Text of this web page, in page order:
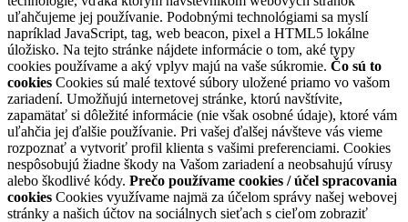
uľahčujeme jej používanie. Podobnými technológiami sa myslí
napríklad JavaScript, tag, web beacon, pixel a HTML5 lokálne
úložisko. Na tejto stránke nájdete informácie o tom, aké typy
cookies používame a aký vplyv majú na vaše súkromie. Čo sú to
cookies Cookies sú malé textové súbory uložené priamo vo vašom
zariadení. Umožňujú internetovej stránke, ktorú navštívite,
zapamätať si dôležité informácie (nie však osobné údaje), ktoré vám
uľahčia jej ďalšie používanie. Pri vašej ďalšej návšteve vás vieme
rozpoznať a vytvoriť profil klienta s vašimi preferenciami. Cookies
nespôsobujú žiadne škody na Vašom zariadení a neobsahujú vírusy
alebo škodlivé kódy. Prečo používame cookies / účel spracovania
cookies Cookies využívame najmä za účelom správy našej webovej
stránky a našich účtov na sociálnych sieťach s cieľom zobraziť